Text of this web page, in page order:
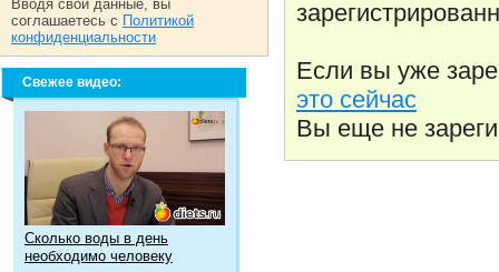
Если вы уже
это сейчас
Вы еще не
Вводя свои данные, вы
соглашаетесь с Политикой
конфиденциальности
Свежее видео:
Сколько воды в день
необходимо человеку